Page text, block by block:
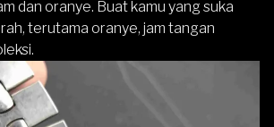
dan oranye. Buat kamu yang suka
terutama oranye, jam tangan